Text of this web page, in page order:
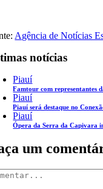
Agência de Notícias
notícias
Piauí
Famtour com representantes
Piauí
Piauí será destaque no
Piauí
Ópera da Serra da Capivara
um